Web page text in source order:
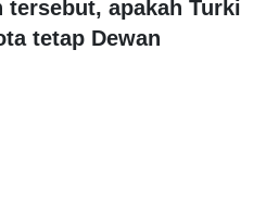
tersebut, apakah Turki
tetap Dewan